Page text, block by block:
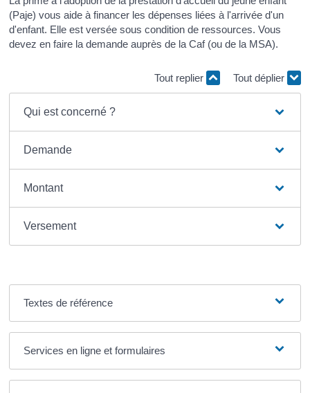
(Paje) vous aide à financer les dépenses liées à l'arrivée d'un
d'enfant. Elle est versée sous condition de ressources. Vous
devez en faire la demande auprès de la Caf (ou de la MSA).
Tout replier Tout déplier
Qui est concerné ?
Demande
Montant
Versement
Textes de référence
Services en ligne et formulaires